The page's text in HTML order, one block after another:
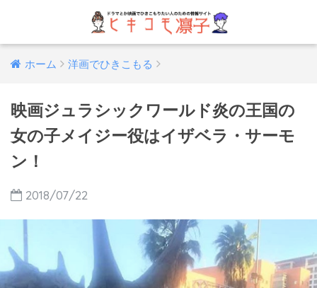
ホーム 洋画でひきこもる
映画ジュラシックワールド炎の王国の
女の子メイジー役はイザベラ・サーモ
ン！
2018/07/22